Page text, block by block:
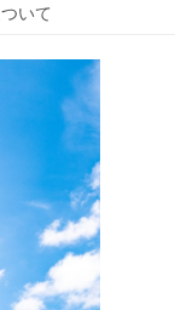
いて